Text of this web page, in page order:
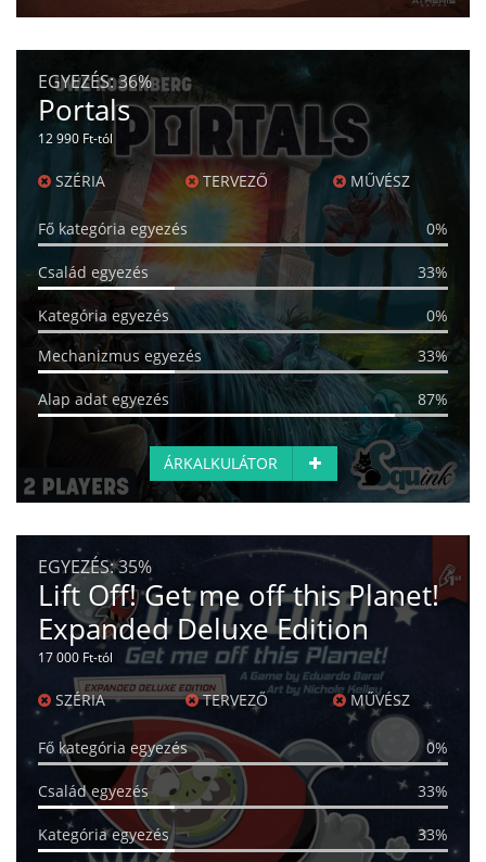
EGYEZÉS:36%
Portals
12 990 Ft-tól
SZÉRIA TERVEZŐ MŰVÉSZ
Fő kategória egyezés 0%
Család egyezés 33%
Kategória egyezés
0%
Mechanizmus egyezés
33%
Alap adat egyezés 87%
ÁRKALKULÁTOR
EGYEZÉS:35%
Lift Off! Get me off this Planet!
Expanded Deluxe Edition
17 000 Ft-tól
SZÉRIA TERVEZŐ MŰVÉSZ
Fő kategória egyezés 0%
Család egyezés 33%
Kategória egyezés
33%